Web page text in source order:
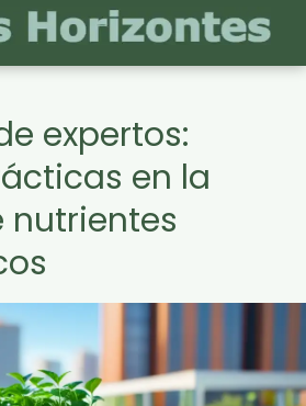
expertos:
en la
nutrientes